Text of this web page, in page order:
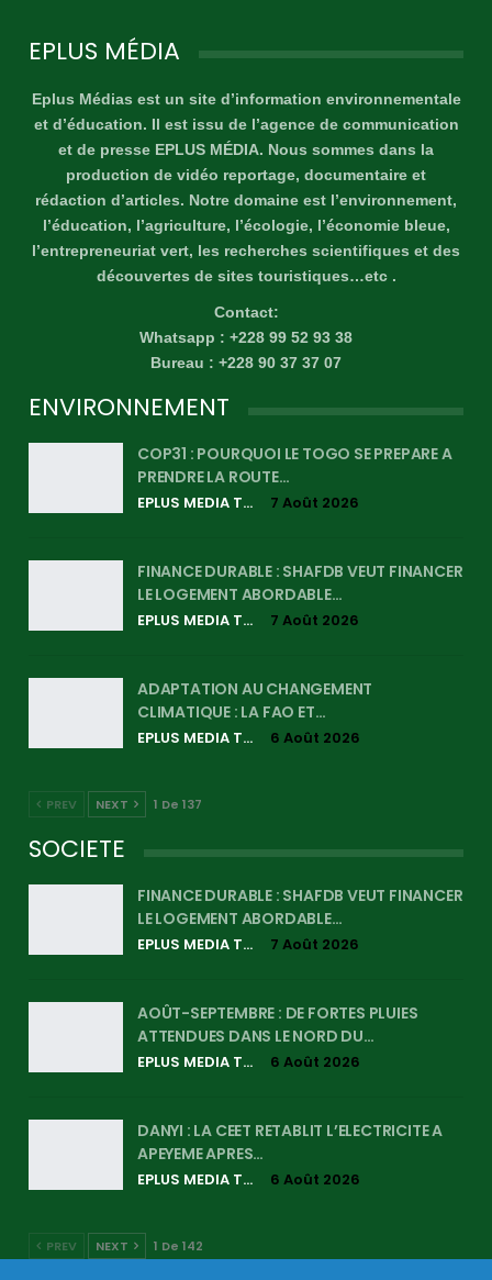
EPLUS MÉDIA
Eplus Médias est un site d’information environnementale
et d’éducation. Il est issu de l’agence de communication
et de presse EPLUS MÉDIA. Nous sommes dans la
production de vidéo reportage, documentaire et
rédaction d’articles. Notre domaine est l’environnement,
l’éducation, l’agriculture, l’écologie, l’économie bleue,
l’entrepreneuriat vert, les recherches scientifiques et des
découvertes de sites touristiques…etc .
Contact:
Whatsapp : +228 99 52 93 38
Bureau : +228 90 37 37 07
ENVIRONNEMENT
COP31 : POURQUOI LE TOGO SE PREPARE A
PRENDRE LA ROUTE…
EPLUS MEDIA TV 7 Août 2026
FINANCE DURABLE : SHAFDB VEUT FINANCER
LE LOGEMENT ABORDABLE…
EPLUS MEDIA TV 7 Août 2026
ADAPTATION AU CHANGEMENT
CLIMATIQUE : LA FAO ET…
EPLUS MEDIA TV 6 Août 2026
PREV NEXT 1 De 137
SOCIETE
FINANCE DURABLE : SHAFDB VEUT FINANCER
LE LOGEMENT ABORDABLE…
EPLUS MEDIA TV 7 Août 2026
AOÛT-SEPTEMBRE : DE FORTES PLUIES
ATTENDUES DANS LE NORD DU…
EPLUS MEDIA TV 6 Août 2026
DANYI : LA CEET RETABLIT L’ELECTRICITE A
APEYEME APRES…
EPLUS MEDIA TV 6 Août 2026
PREV NEXT 1 De 142